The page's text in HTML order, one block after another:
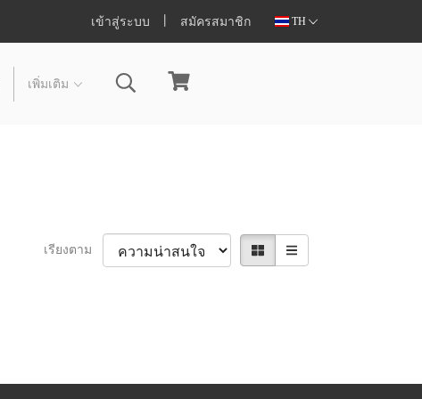
เข้าสู่ระบบ สมัครสมาชิก TH
เพิ่มเติม
เรียงตาม